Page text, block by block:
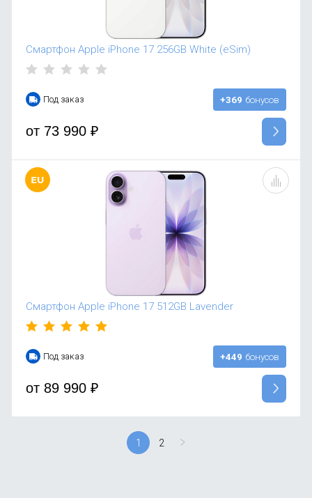
Смартфон Apple iPhone 17 256GB White (eSim)
Под заказ +369 бонусов
от73 990 ₽
Смартфон Apple iPhone 17 512GB Lavender
Под заказ +449 бонусов
от89 990 ₽
1 2